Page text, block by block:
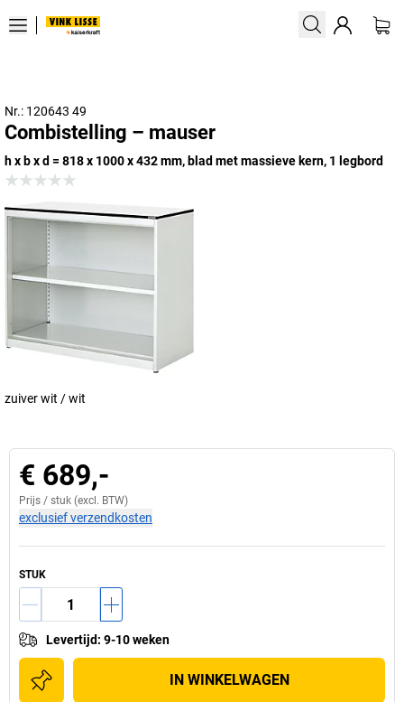
Nr.: 120643 49
Combistelling – mauser
h x b x d = 818 x 1000 x 432 mm, blad met massieve kern, 1 legbord
zuiver wit / wit
€ 689,-
Prijs / stuk (excl. BTW)
exclusief verzendkosten
STUK
Levertijd: 9-10 weken
IN WINKELWAGEN